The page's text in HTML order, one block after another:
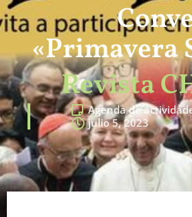
«Primavera
Revista
Agenda de
julio 5, 2023